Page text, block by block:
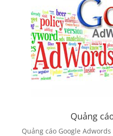
Quảng
Quảng cáo Google